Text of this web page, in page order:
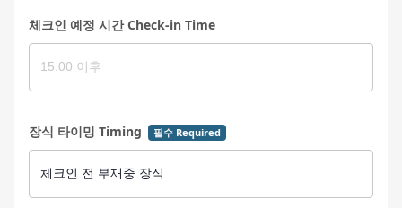
체크인 예정 시간 Check-in Time
장식 타이밍 Timing 필수 Required